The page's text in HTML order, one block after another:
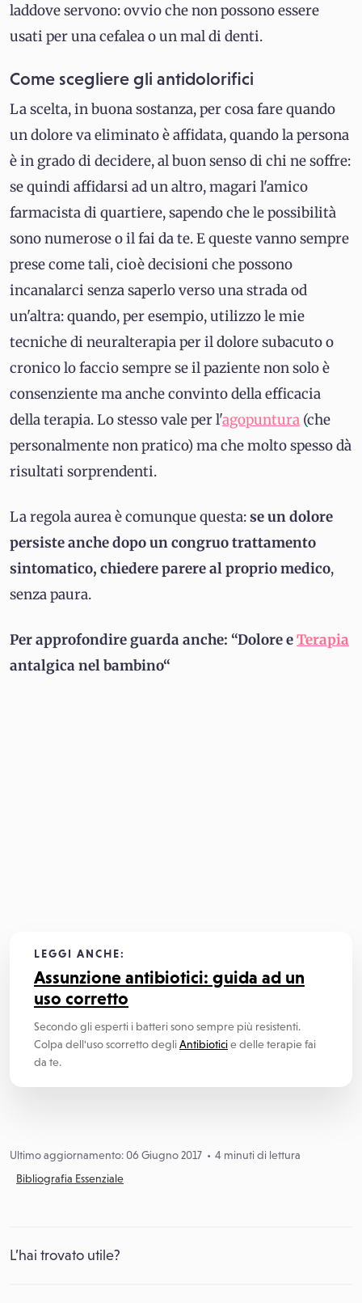
laddove servono: ovvio che non possono essere
usati per una cefalea o un mal di denti.
Come scegliere gli antidolorifici
La scelta, in buona sostanza, per cosa fare quando
un dolore va eliminato è affidata, quando la persona
è in grado di decidere, al buon senso di chi ne soffre:
se quindi affidarsi ad un altro, magari l'amico
farmacista di quartiere, sapendo che le possibilità
sono numerose o il fai da te. E queste vanno sempre
prese come tali, cioè decisioni che possono
incanalarci senza saperlo verso una strada od
un'altra: quando, per esempio, utilizzo le mie
tecniche di neuralterapia per il dolore subacuto o
cronico lo faccio sempre se il paziente non solo è
consenziente ma anche convinto della efficacia
della terapia. Lo stesso vale per l'agopuntura (che
personalmente non pratico) ma che molto spesso dà
risultati sorprendenti.
La regola aurea è comunque questa:se un dolore
persiste anche dopo un congruo trattamento
sintomatico, chiedere parere al proprio medico,
senza paura.
Per approfondire guarda anche: “Dolore eTerapia
antalgica nel bambino“
LEGGI ANCHE:
Assunzione antibiotici: guida ad un
uso corretto
Secondo gli esperti i batteri sono sempre più resistenti.
Colpa dell'uso scorretto degliAntibioticie delle terapie fai
da te.
Ultimo aggiornamento: 06 Giugno 2017
4 minuti di lettura
Bibliografia Essenziale
L’hai trovato utile?